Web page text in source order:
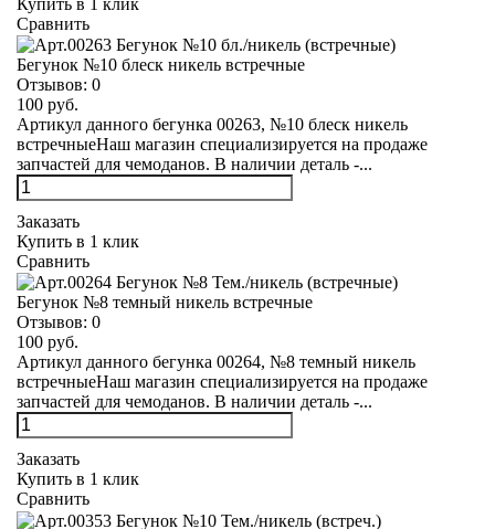
Сравнить
Бегунок №10 блеск никель встречные
Отзывов: 0
100 руб.
Артикул данного бегунка 00263, №10 блеск никель
встречныеНаш магазин специализируется на продаже
запчастей для чемоданов. В наличии деталь -...
Заказать
Купить в 1 клик
Сравнить
Бегунок №8 темный никель встречные
Отзывов: 0
100 руб.
Артикул данного бегунка 00264, №8 темный никель
встречныеНаш магазин специализируется на продаже
запчастей для чемоданов. В наличии деталь -...
Заказать
Купить в 1 клик
Сравнить